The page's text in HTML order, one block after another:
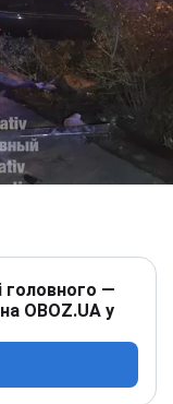
головного —
OBOZ.UA у